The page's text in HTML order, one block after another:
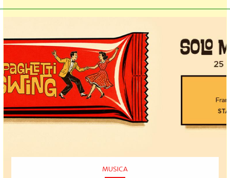
MUSICA